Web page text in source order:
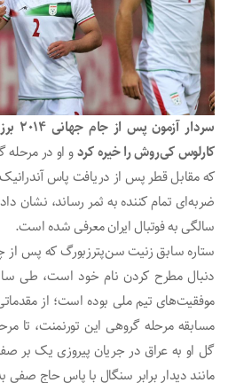
کارلوس کی‌روش را خیره کردو او در
که مقابل قطر پس از دریافت پاس
ضربه‌ای تمام کننده به ثمر رساند، نشان
سالگی به فوتبال ایران معرفی شده است.
ستاره سابق زنیت سن‌پترزبورگ که پس از
دنبال مطرح کردن نام خود است، طی
مسابقه مرحله گروهی این تورنمنت، تا
گل او به عراق در جریان پیروزی یک بر صفر
مانند دیدار برابر سنگال با پاس حاج